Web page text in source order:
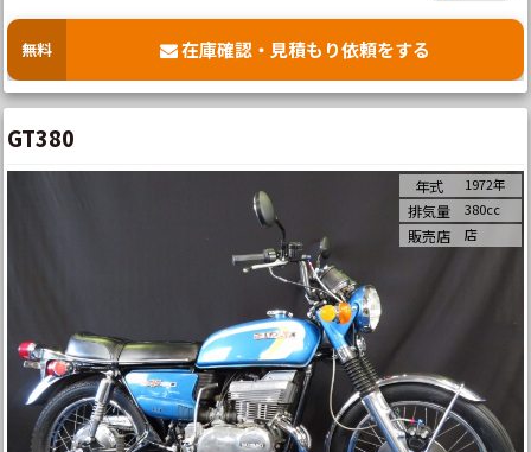
無料 在庫確認・見積もり依頼をする
GT380
年式 1972年
排気量 380cc
販売店 店